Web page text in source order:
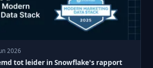
2026
tot leider in Snowflake's rapport